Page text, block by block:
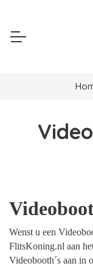
Wenst u een
FlitsKoning.nl aan
Videobooth´s aan in